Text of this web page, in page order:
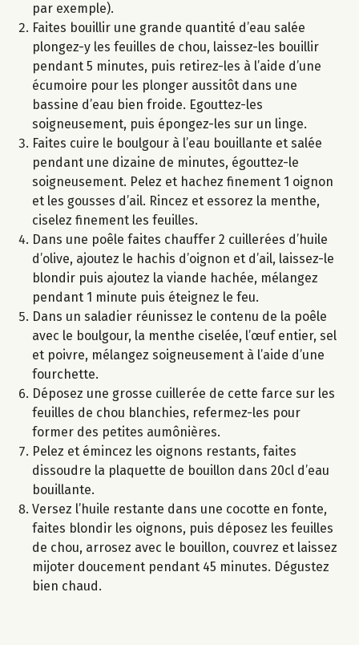
par exemple).
Faites bouillir une grande quantité d’eau salée
plongez-y les feuilles de chou, laissez-les bouillir
pendant 5 minutes, puis retirez-les à l’aide d’une
écumoire pour les plonger aussitôt dans une
bassine d’eau bien froide. Egouttez-les
soigneusement, puis épongez-les sur un linge.
Faites cuire le boulgour à l’eau bouillante et salée
pendant une dizaine de minutes, égouttez-le
soigneusement. Pelez et hachez finement 1 oignon
et les gousses d’ail. Rincez et essorez la menthe,
ciselez finement les feuilles.
Dans une poêle faites chauffer 2 cuillerées d’huile
d’olive, ajoutez le hachis d’oignon et d’ail, laissez-le
blondir puis ajoutez la viande hachée, mélangez
pendant 1 minute puis éteignez le feu.
Dans un saladier réunissez le contenu de la poêle
avec le boulgour, la menthe ciselée, l’œuf entier, sel
et poivre, mélangez soigneusement à l’aide d’une
fourchette.
Déposez une grosse cuillerée de cette farce sur les
feuilles de chou blanchies, refermez-les pour
former des petites aumônières.
Pelez et émincez les oignons restants, faites
dissoudre la plaquette de bouillon dans 20cl d’eau
bouillante.
Versez l’huile restante dans une cocotte en fonte,
faites blondir les oignons, puis déposez les feuilles
de chou, arrosez avec le bouillon, couvrez et laissez
mijoter doucement pendant 45 minutes. Dégustez
bien chaud.